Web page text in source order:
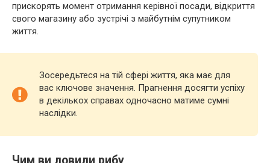
прискорять момент отримання керівної посади, відкриття
свого магазину або зустрічі з майбутнім супутником
життя.
Зосередьтеся на тій сфері життя, яка має для
вас ключове значення. Прагнення досягти успіху
в декількох справах одночасно матиме сумні
наслідки.
Чим ви ловили рибу